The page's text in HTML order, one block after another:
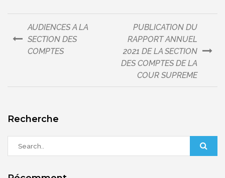
Navigation
AUDIENCES A LA
SECTION DES
COMPTES
PUBLICATION DU
RAPPORT ANNUEL
2021 DE LA SECTION
DES COMPTES DE LA
COUR SUPREME
Recherche